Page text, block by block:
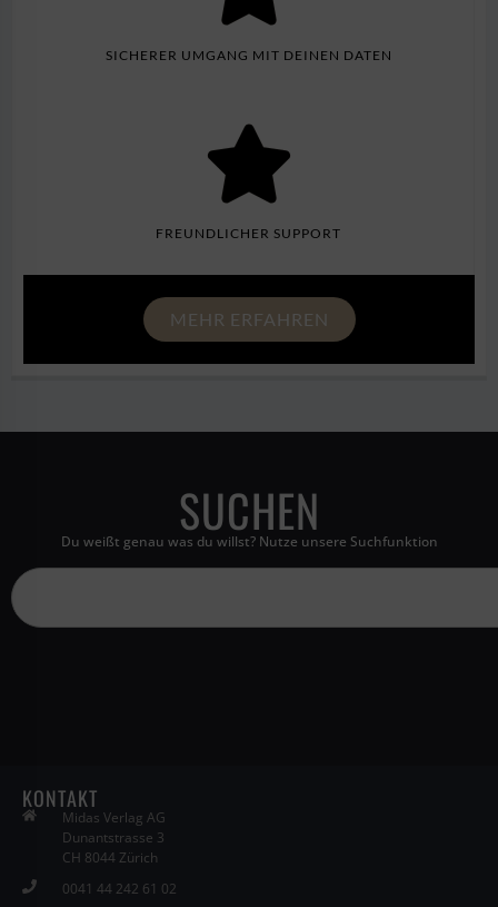
SICHERER UMGANG MIT DEINEN DATEN
FREUNDLICHER SUPPORT
MEHR ERFAHREN
SUCHEN
Du weißt genau was du willst? Nutze unsere Suchfunktion
KONTAKT
Midas Verlag AG
Dunantstrasse 3
CH 8044 Zürich
0041 44 242 61 02